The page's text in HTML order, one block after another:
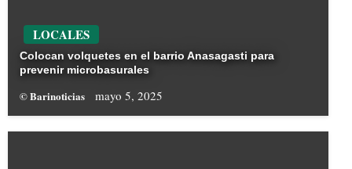
LOCALES
Colocan volquetes en el barrio Anasagasti para
prevenir microbasurales
© Barinoticias mayo 5, 2025